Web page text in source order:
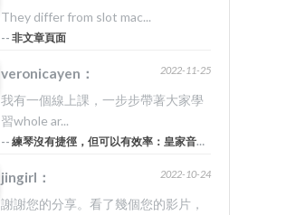
They differ from slot mac...
-- 非文章頁面
2022-11-25
veronicayen：
我有一個線上課，一步步帶著大家學
習whole ar...
-- 練琴沒有捷徑，但可以有效率：皇家音樂院的20堂美學筆記 #5
2022-10-24
jingirl：
謝謝您的分享。看了幾個您的影片，